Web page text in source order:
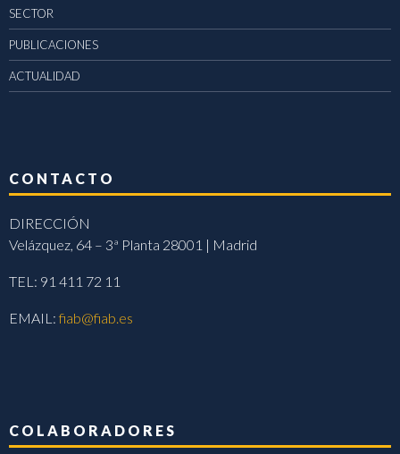
SECTOR
PUBLICACIONES
ACTUALIDAD
CONTACTO
DIRECCIÓN
Velázquez, 64 – 3ª Planta 28001 | Madrid
TEL: 91 411 72 11
EMAIL:fiab@fiab.es
COLABORADORES